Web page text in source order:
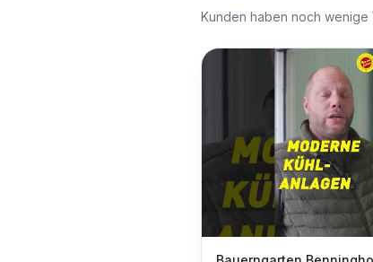
Kunden haben noch